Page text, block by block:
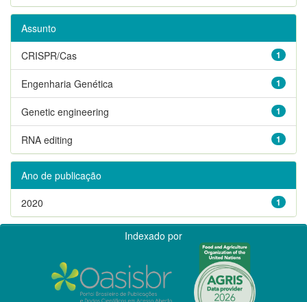
Assunto
1
CRISPR/Cas
1
Engenharia Genética
1
Genetic engineering
1
RNA editing
Ano de publicação
1
2020
Indexado por